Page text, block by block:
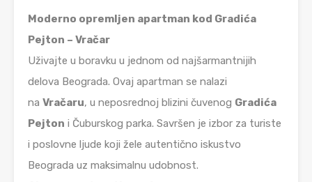
Moderno opremljen apartman kod Gradića
Pejton – Vračar
Uživajte u boravku u jednom od najšarmantnijih
delova Beograda. Ovaj apartman se nalazi
na Vračaru, u neposrednoj blizini čuvenog Gradića
Pejton i Čuburskog parka. Savršen je izbor za turiste
i poslovne ljude koji žele autentično iskustvo
Beograda uz maksimalnu udobnost.